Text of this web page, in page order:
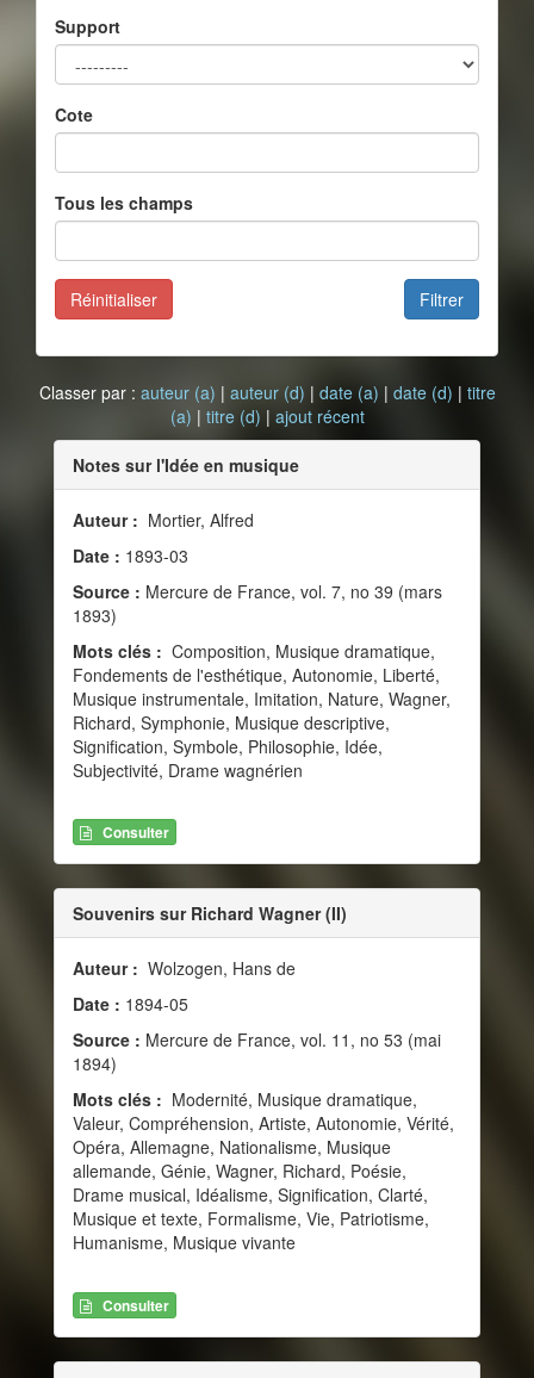
Support
Cote
Tous les champs
Filtrer
Réinitialiser
Classer par : auteur (a) | auteur (d) | date (a) | date (d) | titre
(a) | titre (d) | ajout récent
Notes sur l'Idée en musique
Auteur : Mortier, Alfred
Date : 1893-03
Source : Mercure de France, vol. 7, no 39 (mars
1893)
Mots clés : Composition, Musique dramatique,
Fondements de l'esthétique, Autonomie, Liberté,
Musique instrumentale, Imitation, Nature, Wagner,
Richard, Symphonie, Musique descriptive,
Signification, Symbole, Philosophie, Idée,
Subjectivité, Drame wagnérien
Consulter
Souvenirs sur Richard Wagner (II)
Auteur : Wolzogen, Hans de
Date : 1894-05
Source : Mercure de France, vol. 11, no 53 (mai
1894)
Mots clés : Modernité, Musique dramatique,
Valeur, Compréhension, Artiste, Autonomie, Vérité,
Opéra, Allemagne, Nationalisme, Musique
allemande, Génie, Wagner, Richard, Poésie,
Drame musical, Idéalisme, Signification, Clarté,
Musique et texte, Formalisme, Vie, Patriotisme,
Humanisme, Musique vivante
Consulter